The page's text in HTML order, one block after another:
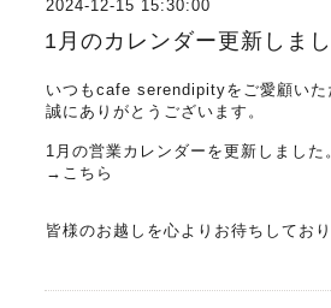
2024-12-15 15:30:00
1月のカレンダー更新しまし
いつもcafe serendipityをご愛顧いた
誠にありがとうございます。
1月の営業カレンダーを更新しました
→ こちら
皆様のお越しを心よりお待ちしており